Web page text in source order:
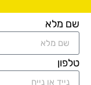
שם מלא
טלפון